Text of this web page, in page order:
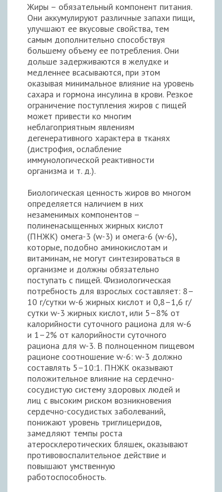
Жиры – обязательный компонент питания.
Они аккумулируют различные запахи пищи,
улучшают ее вкусовые свойства, тем
самым дополнительно способствуя
большему объему ее потребления. Они
дольше задерживаются в желудке и
медленнее всасываются, при этом
оказывая минимальное влияние на уровень
сахара и гормона инсулина в крови. Резкое
ограничение поступления жиров с пищей
может привести ко многим
неблагоприятным явлениям
дегенеративного характера в тканях
(дистрофия, ослабление
иммунологической реактивности
организма и т. д.).
Биологическая ценность жиров во многом
определяется наличием в них
незаменимых компонентов –
полиненасыщенных жирных кислот
(ПНЖК) омега-3 (w-3) и омега-6 (w-6),
которые, подобно аминокислотам и
витаминам, не могут синтезироваться в
организме и должны обязательно
поступать с пищей. Физиологическая
потребность для взрослых составляет: 8–
10 г/сутки w-6 жирных кислот и 0,8–1,6 г/
сутки w-3 жирных кислот, или 5–8% от
калорийности суточного рациона для w-6
и 1–2% от калорийности суточного
рациона для w-3. В полноценном пищевом
рационе соотношение w-6: w-3 должно
составлять 5–10:1. ПНЖК оказывают
положительное влияние на сердечно-
сосудистую систему здоровых людей и
лиц с высоким риском возникновения
сердечно-сосудистых заболеваний,
понижают уровень триглицеридов,
замедляют темпы роста
атеросклеротических бляшек, оказывают
противовоспалительное действие и
повышают умственную
работоспособность.